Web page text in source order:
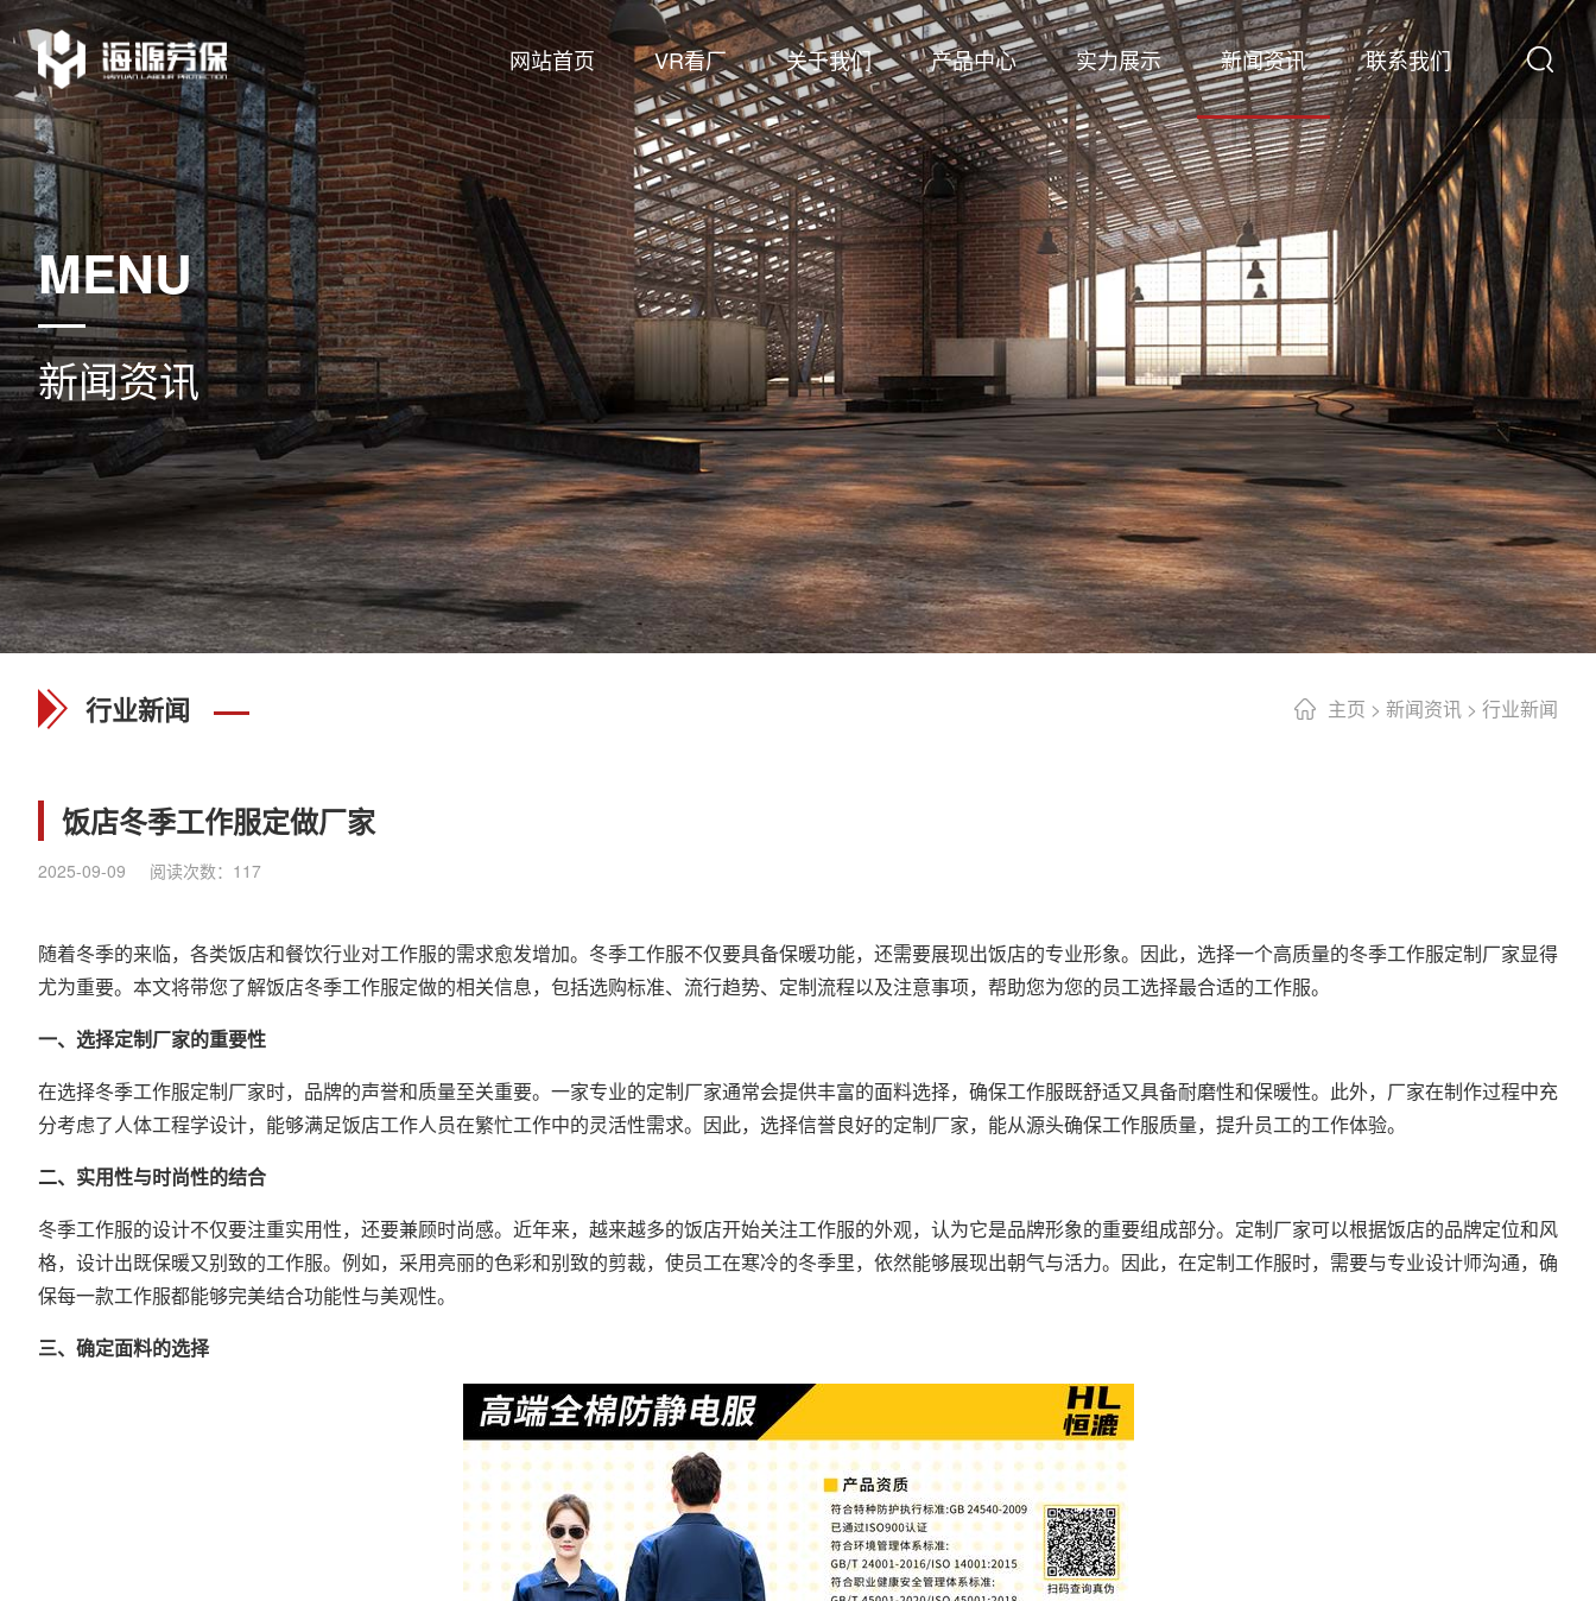
网站首页 VR看厂 关于我们 产品中心 实力展示 新闻资讯 联系我们
MENU
新闻资讯
主页 > 新闻资讯 > 行业新闻
行业新闻
饭店冬季工作服定做厂家
2025-09-09 阅读次数： 117
随着冬季的来临，各类饭店和餐饮行业对工作服的需求愈发增加。冬季工作服不仅要具备保暖功能，还需要展现出饭店的专业形象。因此，选择一个高质量的冬季工作服定制厂家显得
尤为重要。本文将带您了解饭店冬季工作服定做的相关信息，包括选购标准、流行趋势、定制流程以及注意事项，帮助您为您的员工选择最合适的工作服。
一、选择定制厂家的重要性
在选择冬季工作服定制厂家时，品牌的声誉和质量至关重要。一家专业的定制厂家通常会提供丰富的面料选择，确保工作服既舒适又具备耐磨性和保暖性。此外，厂家在制作过程中充
分考虑了人体工程学设计，能够满足饭店工作人员在繁忙工作中的灵活性需求。因此，选择信誉良好的定制厂家，能从源头确保工作服质量，提升员工的工作体验。
二、实用性与时尚性的结合
冬季工作服的设计不仅要注重实用性，还要兼顾时尚感。近年来，越来越多的饭店开始关注工作服的外观，认为它是品牌形象的重要组成部分。定制厂家可以根据饭店的品牌定位和风
格，设计出既保暖又别致的工作服。例如，采用亮丽的色彩和别致的剪裁，使员工在寒冷的冬季里，依然能够展现出朝气与活力。因此，在定制工作服时，需要与专业设计师沟通，确
保每一款工作服都能够完美结合功能性与美观性。
三、确定面料的选择